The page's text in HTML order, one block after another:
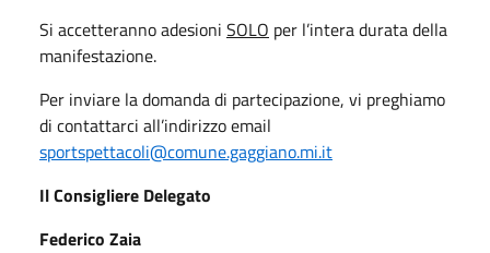
Si accetteranno adesioni SOLO per l’intera durata della
manifestazione.
Per inviare la domanda di partecipazione, vi preghiamo
di contattarci all’indirizzo email
sportspettacoli@comune.gaggiano.mi.it
Il Consigliere Delegato
Federico Zaia